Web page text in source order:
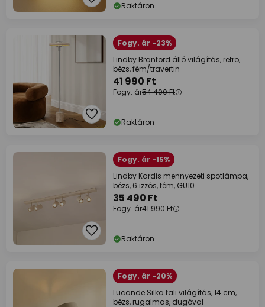
Raktáron
Fogy. ár -23%
Lindby Branford álló világítás, retro,
bézs, fém/travertin
41 990 Ft
Fogy. ár54 490 Ft
Raktáron
Fogy. ár -15%
Lindby Kardis mennyezeti spotlámpa,
bézs, 6 izzós, fém, GU10
35 490 Ft
Fogy. ár41 990 Ft
Raktáron
Fogy. ár -20%
Lucande Silka fali világítás, 14 cm,
bézs, rugalmas, dugóval